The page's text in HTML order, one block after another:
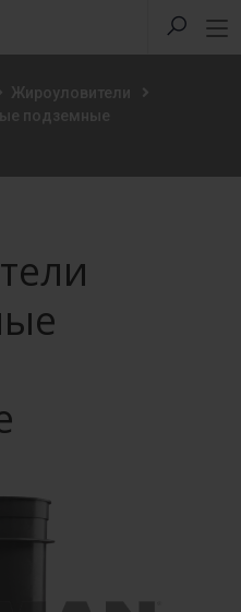
Жироуловители
подземные